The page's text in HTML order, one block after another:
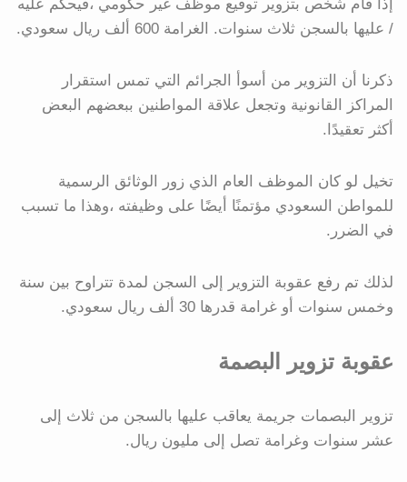
إذا قام شخص بتزوير توقيع موظف غير حكومي ،فيحكم عليه
/ عليها بالسجن ثلاث سنوات. الغرامة 600 ألف ريال سعودي.
ذكرنا أن التزوير من أسوأ الجرائم التي تمس استقرار
المراكز القانونية وتجعل علاقة المواطنين ببعضهم البعض
أكثر تعقيدًا.
تخيل لو كان الموظف العام الذي زور الوثائق الرسمية
للمواطن السعودي مؤتمنًا أيضًا على وظيفته ،وهذا ما تسبب
في الضرر.
لذلك تم رفع عقوبة التزوير إلى السجن لمدة تتراوح بين سنة
وخمس سنوات أو غرامة قدرها 30 ألف ريال سعودي.
عقوبة تزوير البصمة
تزوير البصمات جريمة يعاقب عليها بالسجن من ثلاث إلى
عشر سنوات وغرامة تصل إلى مليون ريال.